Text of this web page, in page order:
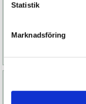
Statistik
Marknadsföring
Finns fler alternativ